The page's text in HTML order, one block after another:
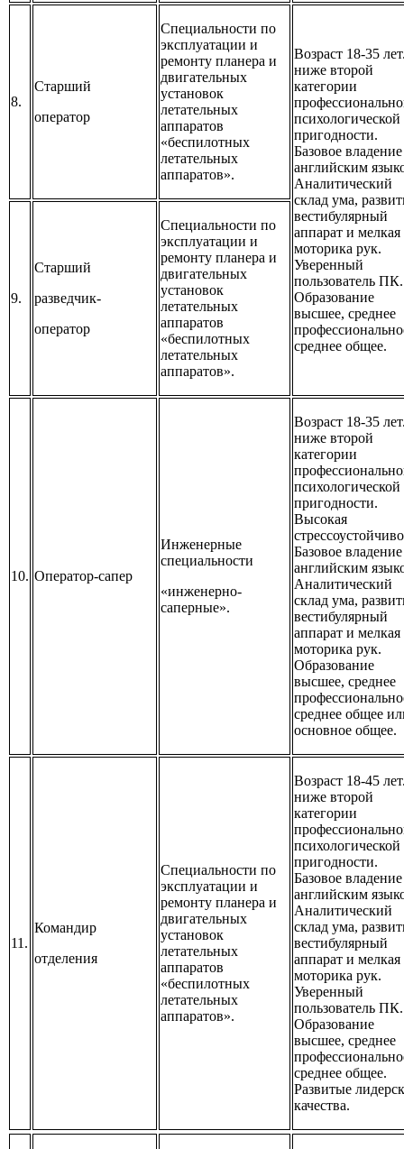
8.
Старший
оператор
Специальности по
эксплуатации и
ремонту планера и
двигательных
установок
летательных
аппаратов
«беспилотных
летательных
аппаратов».
Возраст 18-35
ниже второй
категории
психологической
пригодности.
Базовое владение
английским
Аналитический
склад ума,
вестибулярный
аппарат и мелкая
моторика рук.
Уверенный
пользователь ПК.
Образование
высшее, среднее
среднее общее.
9.
Старший
разведчик-
оператор
Специальности по
эксплуатации и
ремонту планера и
двигательных
установок
летательных
аппаратов
«беспилотных
летательных
аппаратов».
10. Оператор-сапер
Инженерные
специальности
«инженерно-
саперные».
Возраст 18-35
ниже второй
категории
психологической
пригодности.
Высокая
Базовое владение
английским
Аналитический
склад ума,
вестибулярный
аппарат и мелкая
моторика рук.
Образование
высшее, среднее
среднее общее
основное общее.
11.
Командир
отделения
Специальности по
эксплуатации и
ремонту планера и
двигательных
установок
летательных
аппаратов
«беспилотных
летательных
аппаратов».
Возраст 18-45
ниже второй
категории
психологической
пригодности.
Базовое владение
английским
Аналитический
склад ума,
вестибулярный
аппарат и мелкая
моторика рук.
Уверенный
пользователь ПК.
Образование
высшее, среднее
среднее общее.
Развитые
качества.